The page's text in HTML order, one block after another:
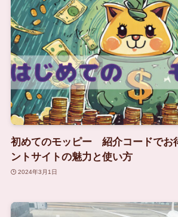
初めてのモッピー 紹介コードでお
ントサイトの魅力と使い方
2024年3月1日